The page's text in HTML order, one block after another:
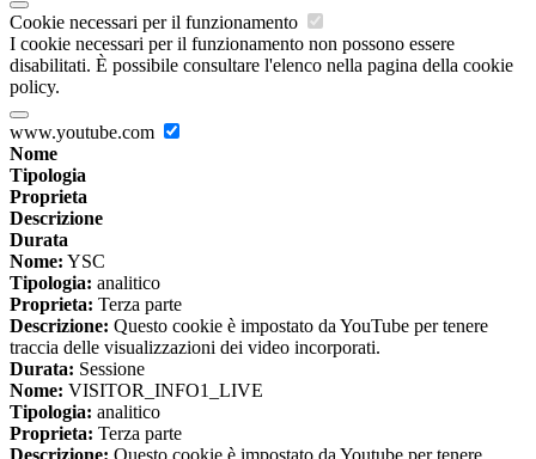
Cookie necessari per il funzionamento
I cookie necessari per il funzionamento non possono essere
disabilitati. È possibile consultare l'elenco nella pagina della cookie
policy.
www.youtube.com
Nome
Tipologia
Proprieta
Descrizione
Durata
Nome: YSC
Tipologia: analitico
Proprieta: Terza parte
Descrizione: Questo cookie è impostato da YouTube per tenere
traccia delle visualizzazioni dei video incorporati.
Durata: Sessione
Nome: VISITOR_INFO1_LIVE
Tipologia: analitico
Proprieta: Terza parte